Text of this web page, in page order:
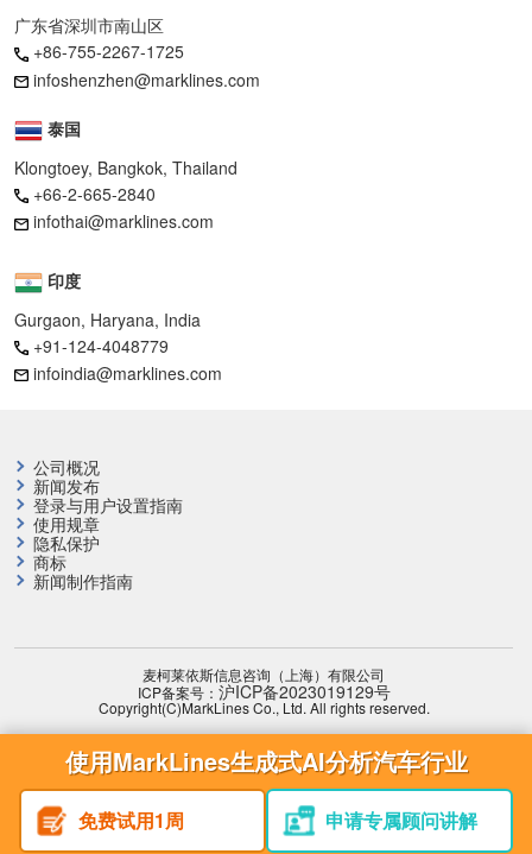
广东省深圳市南山区
+86-755-2267-1725
infoshenzhen@marklines.com
泰国
Klongtoey, Bangkok, Thailand
+66-2-665-2840
infothai@marklines.com
印度
Gurgaon, Haryana, India
+91-124-4048779
infoindia@marklines.com
公司概况
新闻发布
登录与用户设置指南
使用规章
隐私保护
商标
新闻制作指南
麦柯莱依斯信息咨询（上海）有限公司
ICP备案号： 沪ICP备2023019129号
Copyright(C)MarkLines Co., Ltd. All rights reserved.
使用MarkLines生成式AI分析汽车行业
免费试用1周 申请专属顾问讲解